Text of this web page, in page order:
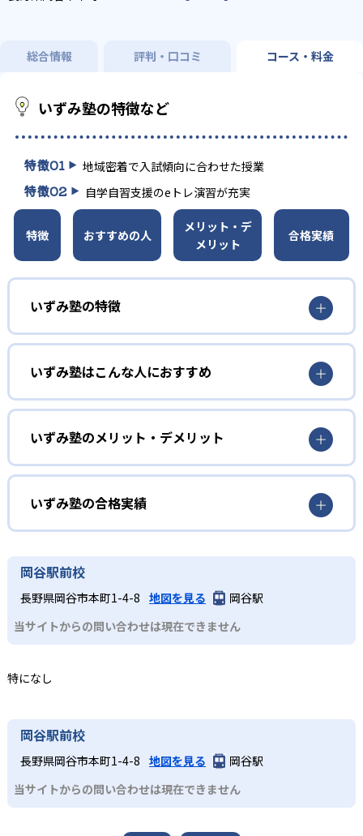
総合情報 評判・口コミ コース・料金
いずみ塾の特徴など
特徴01 地域密着で入試傾向に合わせた授業
特徴02 自学自習支援のeトレ演習が充実
特徴 おすすめの人
メリット・デ
メリット
合格実績
いずみ塾の特徴
長野県、山梨県の高校入試に強みを持った進学塾で、高校
入試に合わせて、内申点対策と入試対策を両立した指導を
している。
いずみ塾はこんな人におすすめ
長野、山梨を中心に教室を展開していて、県内の受験に強
みをもっている。諏訪清陵高等学校附属中学校や長野高等
学校に多数の合格者を輩出するなど、高い合格実績があ
る。
いずみ塾のメリット・デメリット
どんなメリットがある？
長野、山梨の入試内容に精通していて、入試対策も内申点
対策も万全である。個別指導から集団授業までコースが多
岐にわたっており、速読や作文などの指導も受けられる。
長野と山梨の入試に特化しているため、異なる地域への受
験希望の生徒には不向き。
いずみ塾の合格実績
いずみ塾は公式サイトにて、合格実績を公開していない。
合格実績はサイト内にあります。長野は
はhttps://izumijuku.co.jp/pass-prefecture/yamanashi
合格実績はサイト内にあります。長野は
https://izumijuku.co.jp/pass-prefecture/nagano 山梨
はhttps://izumijuku.co.jp/pass-prefecture/yamanashi
大学の合格実績
岡谷駅前校
長野県岡谷市本町1-4-8 地図を見る
岡谷駅
当サイトからの問い合わせは現在できません
特になし
岡谷駅前校
長野県岡谷市本町1-4-8 地図を見る
岡谷駅
当サイトからの問い合わせは現在できません